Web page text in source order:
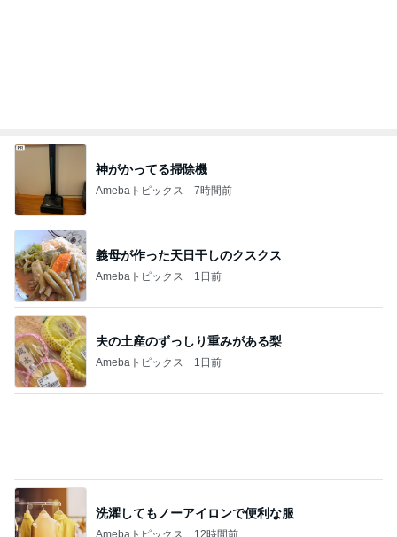
お米20kgとたくさんのシフォンケーキ
Amebaトピックス
記事を読む